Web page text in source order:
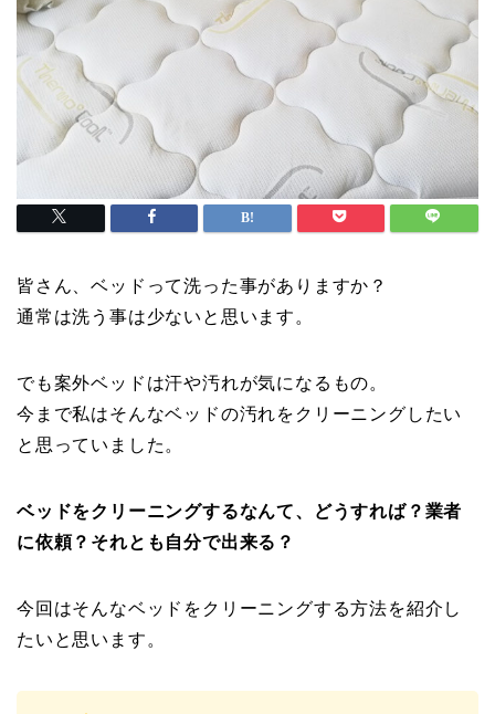
皆さん、ベッドって洗った事がありますか？
通常は洗う事は少ないと思います。
でも案外ベッドは汗や汚れが気になるもの。
今まで私はそんなベッドの汚れをクリーニングしたい
と思っていました。
ベッドをクリーニングするなんて、どうすれば？業者
に依頼？それとも自分で出来る？
今回はそんなベッドをクリーニングする方法を紹介し
たいと思います。